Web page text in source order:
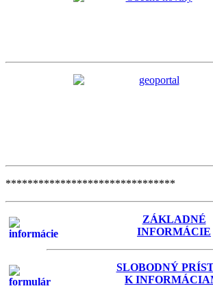
*******************************
ZÁKLADNÉ
INFORMÁCIE
SLOBODNÝ
K